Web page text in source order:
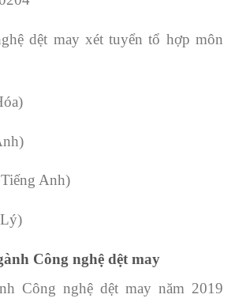
dệt may xét tuyển tổ hợp môn
Anh)
Công nghệ dệt may
Công nghệ dệt may năm 2019